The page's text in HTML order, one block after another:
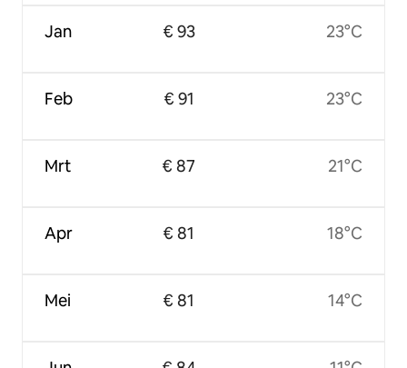
Jan
Feb
Mrt
Apr
Mei
€ 93
€ 91
€ 87
€ 81
€ 81
23°C
23°C
21°C
18°C
14°C